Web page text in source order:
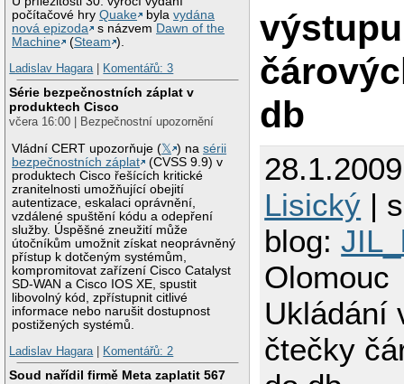
počítačové hryQuake bylavydána
nová epizoda
s názvem Dawn of the
Machine
(Steam ).
Ladislav Hagara| Komentářů: 3
Série bezpečnostních záplat v
produktech Cisco
včera 16:00 | Bezpečnostní upozornění
Vládní CERT upozorňuje (𝕏 ) nasérii
bezpečnostních záplat
(CVSS 9.9) v
produktech Cisco řešících kritické
zranitelnosti umožňující obejití
autentizace, eskalaci oprávnění,
vzdálené spuštění kódu a odepření
služby. Úspěšné zneužití může
útočníkům umožnit získat neoprávněný
přístup k dotčeným systémům,
kompromitovat zařízení Cisco Catalyst
SD-WAN a Cisco IOS XE, spustit
libovolný kód, zpřístupnit citlivé
informace nebo narušit dostupnost
postižených systémů.
Ladislav Hagara| Komentářů: 2
Soud nařídil firmě Meta zaplatit 567
db
Lisický |
blog:
Olomouc
Ukládání
čtečky